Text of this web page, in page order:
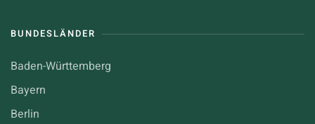
BUNDESLÄNDER
Baden-Württemberg
Bayern
Berlin